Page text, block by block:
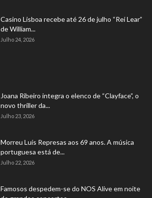
Casino Lisboa recebe até 26 de julho “Rei Lear”
de William...
Julho 24, 2026
Joana Ribeiro integra o elenco de “Clayface”, o
novo thriller da...
Julho 23, 2026
Morreu Luís Represas aos 69 anos. A música
portuguesa está de...
Julho 22, 2026
Famosos despedem-se do NOS Alive em noite